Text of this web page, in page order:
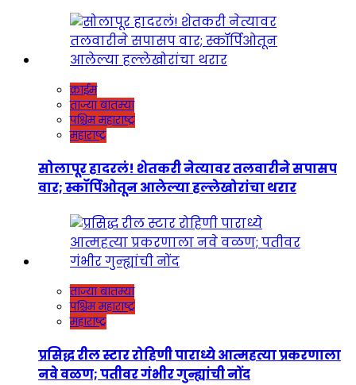
क्राईम
ताज्या बातम्या
पश्चिम महाराष्ट्र
महाराष्ट्र
सोलापूर हादरलं! शेतकरी नेत्यावर तलवारीने सपासप
वार; स्कॉर्पिओतून आलेल्या हल्लेखोरांचा थरार
ताज्या बातम्या
पश्चिम महाराष्ट्र
महाराष्ट्र
प्रसिद्ध रील स्टार रोहिणी पाराध्ये आत्महत्या प्रकरणाला
नवे वळण; पतीवर गंभीर गुन्ह्यांची नोंद